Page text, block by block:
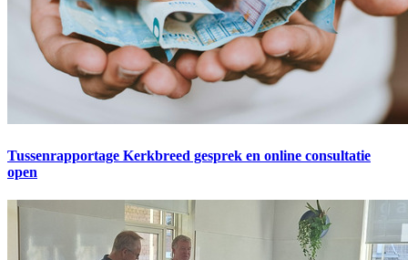
Tussenrapportage Kerkbreed gesprek en online consultatie
open